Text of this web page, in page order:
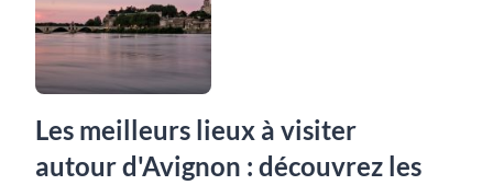
Les meilleurs lieux à visiter
autour d'Avignon : découvrez les